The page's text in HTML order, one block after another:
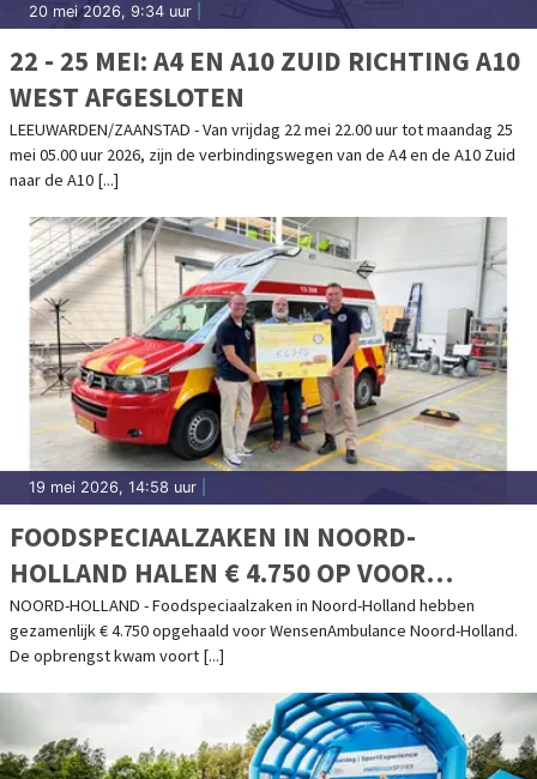
20 mei 2026, 9:34 uur
22 - 25 MEI: A4 EN A10 ZUID RICHTING A10
WEST AFGESLOTEN
LEEUWARDEN/ZAANSTAD - Van vrijdag 22 mei 22.00 uur tot maandag 25
mei 05.00 uur 2026, zijn de verbindingswegen van de A4 en de A10 Zuid
naar de A10 [...]
19 mei 2026, 14:58 uur
FOODSPECIAALZAKEN IN NOORD-
HOLLAND HALEN € 4.750 OP VOOR
STICHTING WENSENAMBULANCE NOORD-
HOLLAND MET STROOPWAFELACTIE
NOORD-HOLLAND - Foodspeciaalzaken in Noord-Holland hebben
gezamenlijk € 4.750 opgehaald voor WensenAmbulance Noord-Holland.
De opbrengst kwam voort [...]